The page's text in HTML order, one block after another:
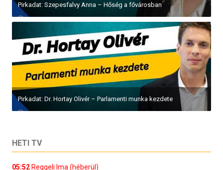
Pirkadat: Szepesfalvy Anna – Hőség a fővárosban
Pirkadat: Dr. Hortay Olivér – Parlamenti munka kezdete
HETI TV